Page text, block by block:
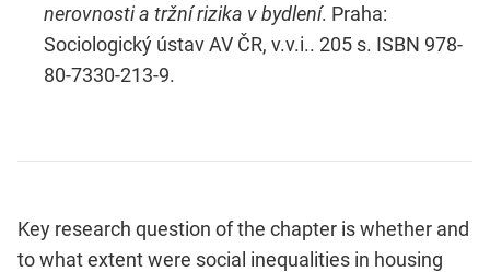
nerovnosti a tržní rizika v bydlení. Praha:
Sociologický ústav AV ČR, v.v.i.. 205 s. ISBN 978-
80-7330-213-9.
Key research question of the chapter is whether and
to what extent were social inequalities in housing